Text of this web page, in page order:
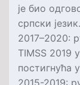
је био
српски језик.
2017–2020:
TIMSS 2019
постигнућа
2015-2019: